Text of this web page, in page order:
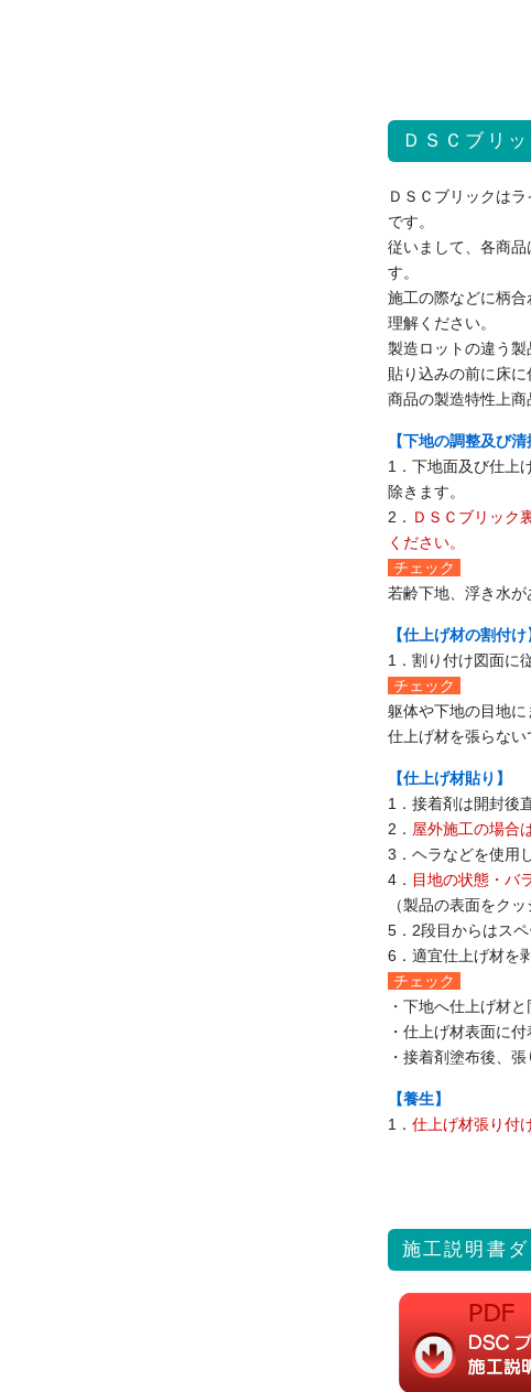
ＤＳＣブリ
ＤＳＣブリックは
です。
従いまして、各商
す。
施工の際などに柄
理解ください。
製造ロットの違う製
貼り込みの前に床に
商品の製造特性上商
【下地の調整及び清
1．下地面及び仕上
除きます。
2． ＤＳＣブリック
ください。
チェック
若齢下地、浮き水が
【仕上げ材の割付け
1．割り付け図面に
チェック
躯体や下地の目地
仕上げ材を張らない
【仕上げ材貼り】
1．接着剤は開封後
2． 屋外施工の場合
3．ヘラなどを使用
4． 目地の状態・バ
（製品の表面をク
5．2段目からはス
6．適宜仕上げ材を
チェック
・下地へ仕上げ材
・仕上げ材表面に
・接着剤塗布後、
【養生】
1． 仕上げ材張り付
施工説明書